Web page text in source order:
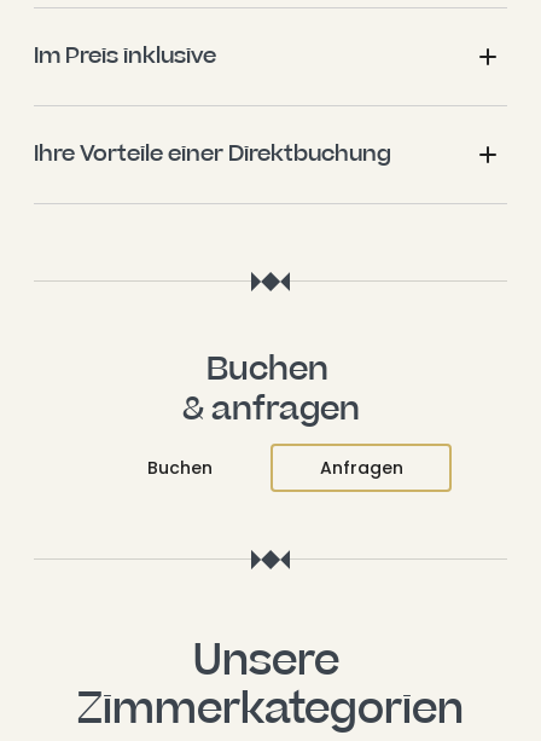
Im Preis inklusive
Ihre Vorteile einer Direktbuchung
Buchen
& anfragen
Buchen Anfragen
Unsere
Zimmerkategorien